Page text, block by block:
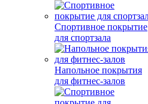
Спортивное покрытие
для спортзала
Напольное покрытия
для фитнес-залов